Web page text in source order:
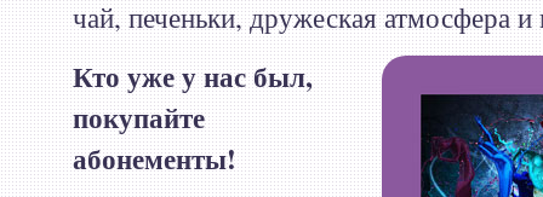
чай, печеньки, дружеская атмосфера
Кто уже у нас был,
покупайте
абонементы!